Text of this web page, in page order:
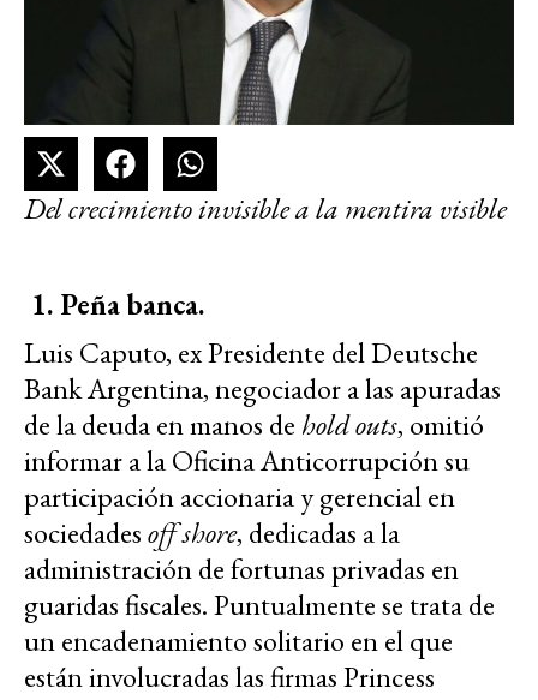
Del crecimiento invisible a la mentira visible
1. Peña banca.
Luis Caputo, ex Presidente del Deutsche
Bank Argentina, negociador a las apuradas
de la deuda en manos de hold outs, omitió
informar a la Oficina Anticorrupción su
participación accionaria y gerencial en
sociedadesoff shore, dedicadas a la
administración de fortunas privadas en
guaridas fiscales. Puntualmente se trata de
un encadenamiento solitario en el que
están involucradas las firmas Princess